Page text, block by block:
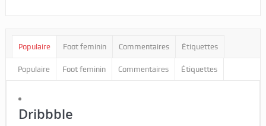
Populaire Foot feminin Commentaires Étiquettes
Populaire Foot feminin Commentaires Étiquettes
Dribbble